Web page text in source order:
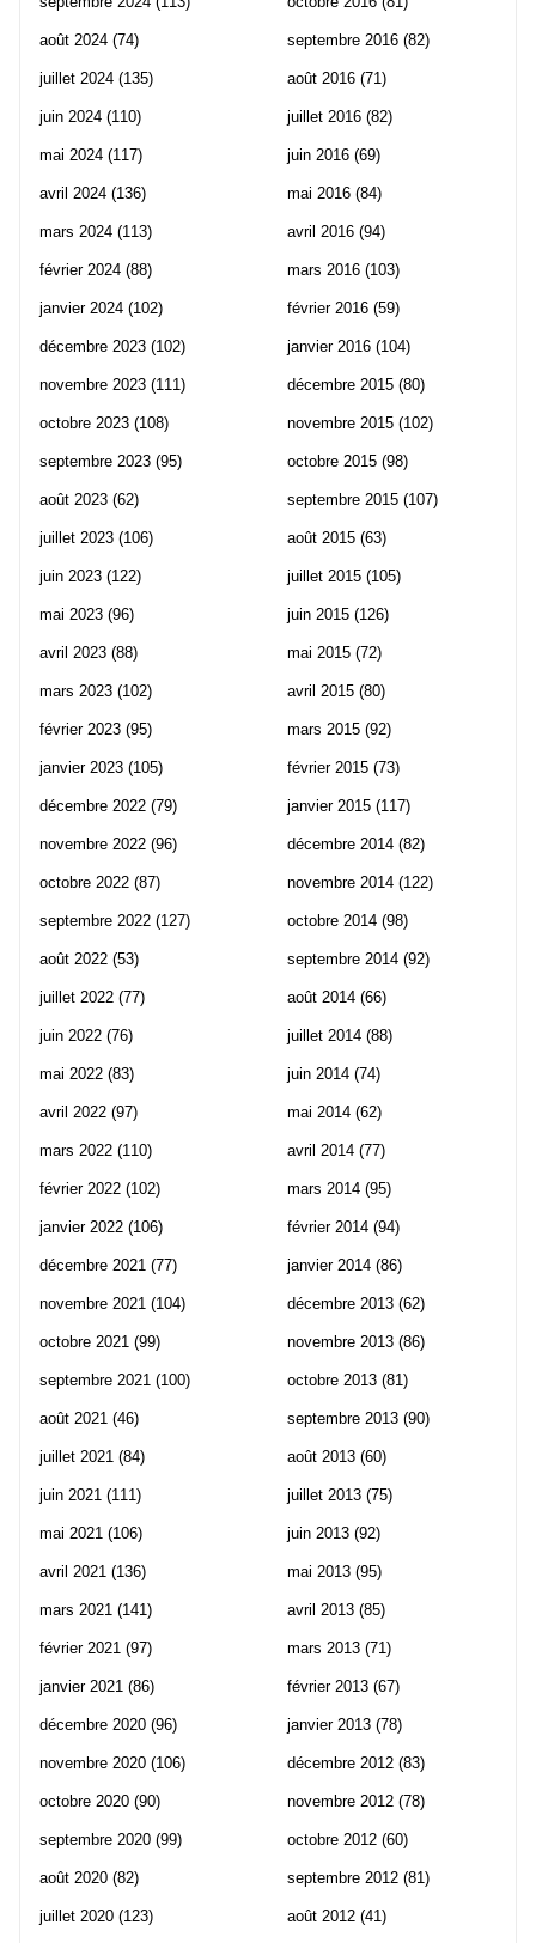
août 2024 (74)
juillet 2024 (135)
juin 2024 (110)
mai 2024 (117)
avril 2024 (136)
mars 2024 (113)
février 2024 (88)
janvier 2024 (102)
décembre 2023 (102)
novembre 2023 (111)
octobre 2023 (108)
septembre 2023 (95)
août 2023 (62)
juillet 2023 (106)
juin 2023 (122)
mai 2023 (96)
avril 2023 (88)
mars 2023 (102)
février 2023 (95)
janvier 2023 (105)
décembre 2022 (79)
novembre 2022 (96)
octobre 2022 (87)
septembre 2022 (127)
août 2022 (53)
juillet 2022 (77)
juin 2022 (76)
mai 2022 (83)
avril 2022 (97)
mars 2022 (110)
février 2022 (102)
janvier 2022 (106)
décembre 2021 (77)
novembre 2021 (104)
octobre 2021 (99)
septembre 2021 (100)
août 2021 (46)
juillet 2021 (84)
juin 2021 (111)
mai 2021 (106)
avril 2021 (136)
mars 2021 (141)
février 2021 (97)
janvier 2021 (86)
décembre 2020 (96)
novembre 2020 (106)
octobre 2020 (90)
septembre 2020 (99)
août 2020 (82)
juillet 2020 (123)
septembre 2016 (82)
août 2016 (71)
juillet 2016 (82)
juin 2016 (69)
mai 2016 (84)
avril 2016 (94)
mars 2016 (103)
février 2016 (59)
janvier 2016 (104)
décembre 2015 (80)
novembre 2015 (102)
octobre 2015 (98)
septembre 2015 (107)
août 2015 (63)
juillet 2015 (105)
juin 2015 (126)
mai 2015 (72)
avril 2015 (80)
mars 2015 (92)
février 2015 (73)
janvier 2015 (117)
décembre 2014 (82)
novembre 2014 (122)
octobre 2014 (98)
septembre 2014 (92)
août 2014 (66)
juillet 2014 (88)
juin 2014 (74)
mai 2014 (62)
avril 2014 (77)
mars 2014 (95)
février 2014 (94)
janvier 2014 (86)
décembre 2013 (62)
novembre 2013 (86)
octobre 2013 (81)
septembre 2013 (90)
août 2013 (60)
juillet 2013 (75)
juin 2013 (92)
mai 2013 (95)
avril 2013 (85)
mars 2013 (71)
février 2013 (67)
janvier 2013 (78)
décembre 2012 (83)
novembre 2012 (78)
octobre 2012 (60)
septembre 2012 (81)
août 2012 (41)